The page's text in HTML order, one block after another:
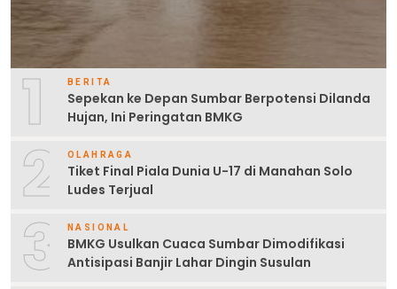
1 BERITA
Sepekan ke Depan Sumbar Berpotensi Dilanda
Hujan, Ini Peringatan BMKG
2 OLAHRAGA
Tiket Final Piala Dunia U-17 di Manahan Solo
Ludes Terjual
3 NASIONAL
BMKG Usulkan Cuaca Sumbar Dimodifikasi
Antisipasi Banjir Lahar Dingin Susulan